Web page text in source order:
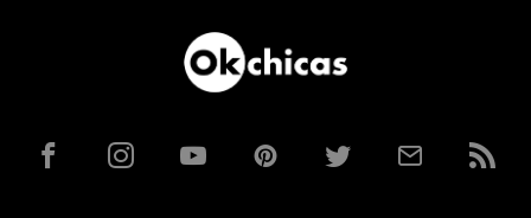
FacebookInstagramYouTubePinterestTwitterCorreoRSS